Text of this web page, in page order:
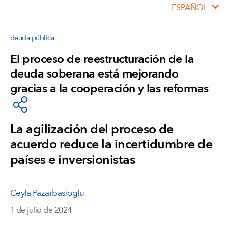
ESPAÑOL
deuda pública
El proceso de reestructuración de la
deuda soberana está mejorando
gracias a la cooperación y las reformas
La agilización del proceso de
acuerdo reduce la incertidumbre de
países e inversionistas
Ceyla Pazarbasioglu
1 de julio de 2024